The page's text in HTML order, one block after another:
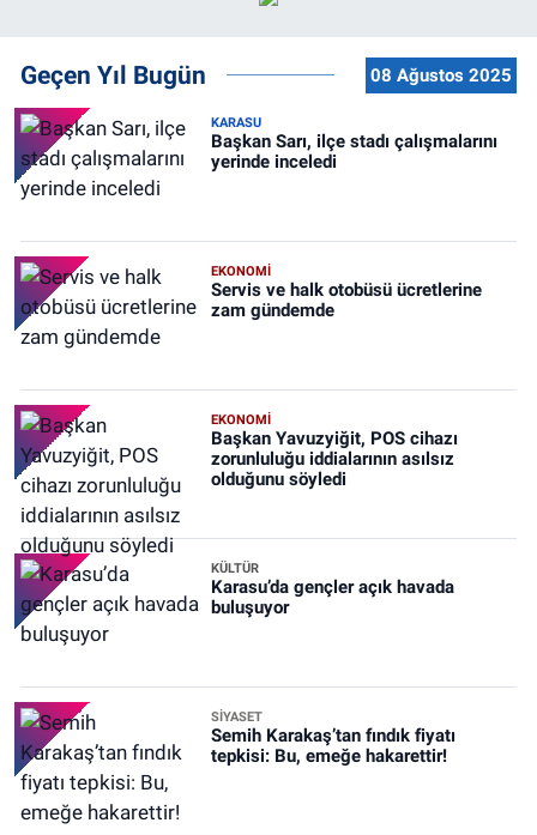
Geçen Yıl Bugün 08 Ağustos 2025
KARASU
Başkan Sarı, ilçe stadı çalışmalarını
yerinde inceledi
EKONOMİ
Servis ve halk otobüsü ücretlerine
zam gündemde
EKONOMİ
Başkan Yavuzyiğit, POS cihazı
zorunluluğu iddialarının asılsız
olduğunu söyledi
KÜLTÜR
Karasu’da gençler açık havada
buluşuyor
SİYASET
Semih Karakaş’tan fındık fiyatı
tepkisi: Bu, emeğe hakarettir!